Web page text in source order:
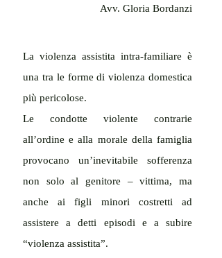
Avv. Gloria Bordanzi
La violenza assistita intra-familiare è
una tra le forme di violenza domestica
più pericolose.
Le condotte violente contrarie
all’ordine e alla morale della famiglia
provocano un’inevitabile sofferenza
non solo al genitore – vittima, ma
anche ai figli minori costretti ad
assistere a detti episodi e a subire
“violenza assistita”.